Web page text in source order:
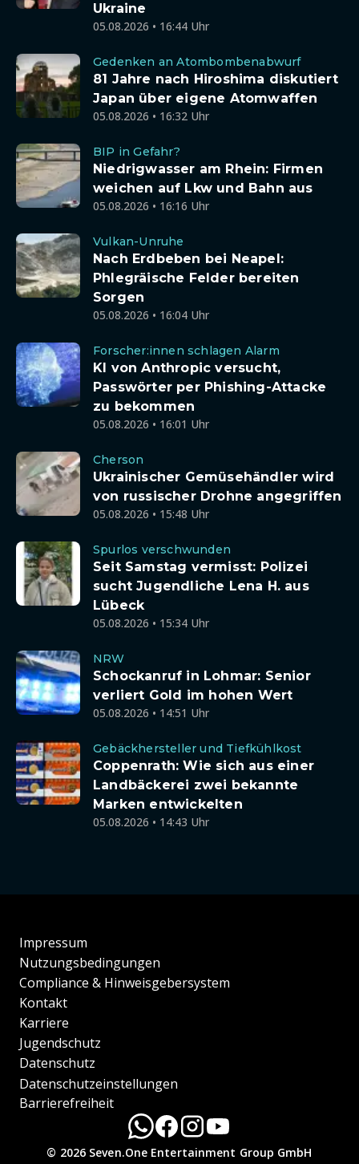
Ukraine
05.08.2026 • 16:44 Uhr
Gedenken an Atombombenabwurf
81 Jahre nach Hiroshima diskutiert
Japan über eigene Atomwaffen
05.08.2026 • 16:32 Uhr
BIP in Gefahr?
Niedrigwasser am Rhein: Firmen
weichen auf Lkw und Bahn aus
05.08.2026 • 16:16 Uhr
Vulkan-Unruhe
Nach Erdbeben bei Neapel:
Phlegräische Felder bereiten
Sorgen
05.08.2026 • 16:04 Uhr
Forscher:innen schlagen Alarm
KI von Anthropic versucht,
Passwörter per Phishing-Attacke
zu bekommen
05.08.2026 • 16:01 Uhr
Cherson
Ukrainischer Gemüsehändler wird
von russischer Drohne angegriffen
05.08.2026 • 15:48 Uhr
Spurlos verschwunden
Seit Samstag vermisst: Polizei
sucht Jugendliche Lena H. aus
Lübeck
05.08.2026 • 15:34 Uhr
NRW
Schockanruf in Lohmar: Senior
verliert Gold im hohen Wert
05.08.2026 • 14:51 Uhr
Gebäckhersteller und Tiefkühlkost
Coppenrath: Wie sich aus einer
Landbäckerei zwei bekannte
Marken entwickelten
05.08.2026 • 14:43 Uhr
Impressum
Nutzungsbedingungen
Compliance & Hinweisgebersystem
Kontakt
Karriere
Jugendschutz
Datenschutz
Datenschutzeinstellungen
Barrierefreiheit
© 2026 Seven.One Entertainment Group GmbH